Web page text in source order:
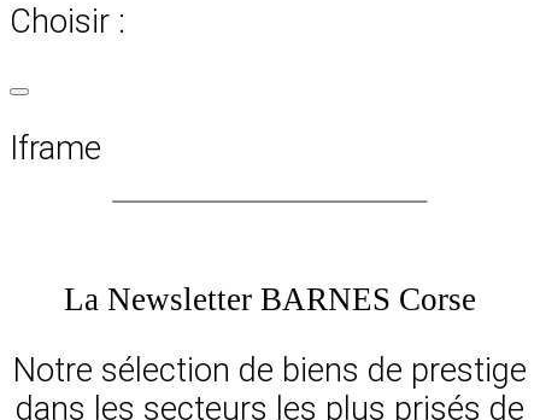
Choisir :
Iframe
La Newsletter BARNES Corse
Notre sélection de biens de prestige
dans les secteurs les plus prisés de